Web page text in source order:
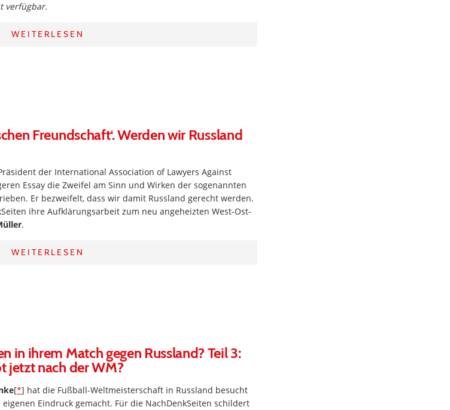
verfügbar.
WEITERLESEN
Freundschaft‘. Werden wir Russland
der International Association of Lawyers Against
Essay die Zweifel am Sinn und Wirken der sogenannten
Er bezweifelt, dass wir damit Russland gerecht werden.
ihre Aufklärungsarbeit zum neu angeheizten West-Ost-
.
WEITERLESEN
in ihrem Match gegen Russland? Teil 3:
jetzt nach der WM?
[*] hat die Fußball-Weltmeisterschaft in Russland besucht
Eindruck gemacht. Für die NachDenkSeiten schildert